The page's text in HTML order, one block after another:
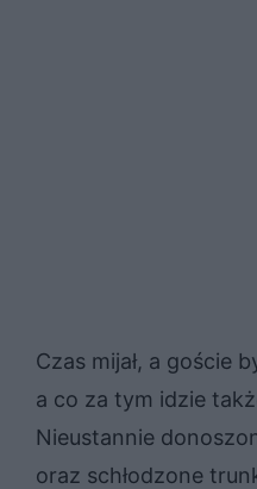
Czas mijał, a goście
a co za tym idzie
Nieustannie
oraz schłodzone